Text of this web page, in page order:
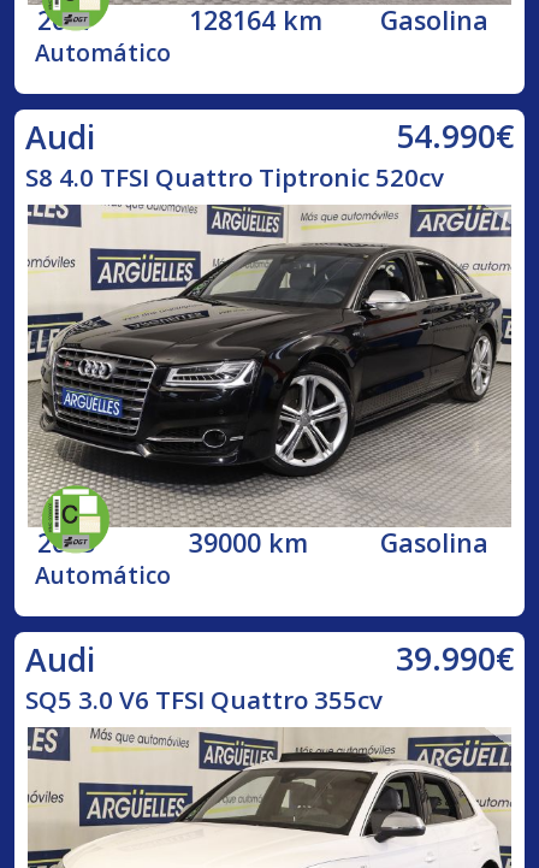
2017 128164 km Gasolina
Automático
Audi 54.990€
S8 4.0 TFSI Quattro Tiptronic 520cv
2015 39000 km Gasolina
Automático
Audi 39.990€
SQ5 3.0 V6 TFSI Quattro 355cv